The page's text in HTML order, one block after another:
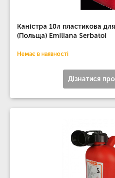
Каністра 10л пластикова
(Польща) Emiliana Serbatoi
Немає в наявності
Дізнатися